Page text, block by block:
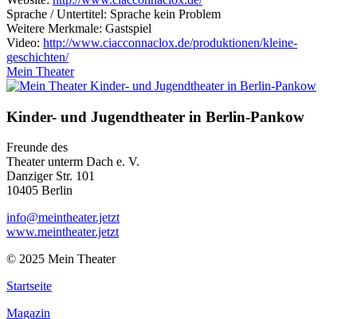
Sprache / Untertitel: Sprache kein Problem
Weitere Merkmale: Gastspiel
Video: http://www.ciacconnaclox.de/produktionen/kleine-
geschichten/
Mein Theater
Kinder- und Jugendtheater in Berlin‑Pankow
Freunde des
Theater unterm Dach e. V.
Danziger Str. 101
10405 Berlin
info@meintheater.jetzt
www.meintheater.jetzt
© 2025 Mein Theater
Startseite
Magazin